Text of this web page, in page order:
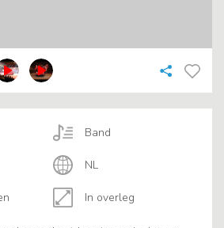
Band
In overleg
NL